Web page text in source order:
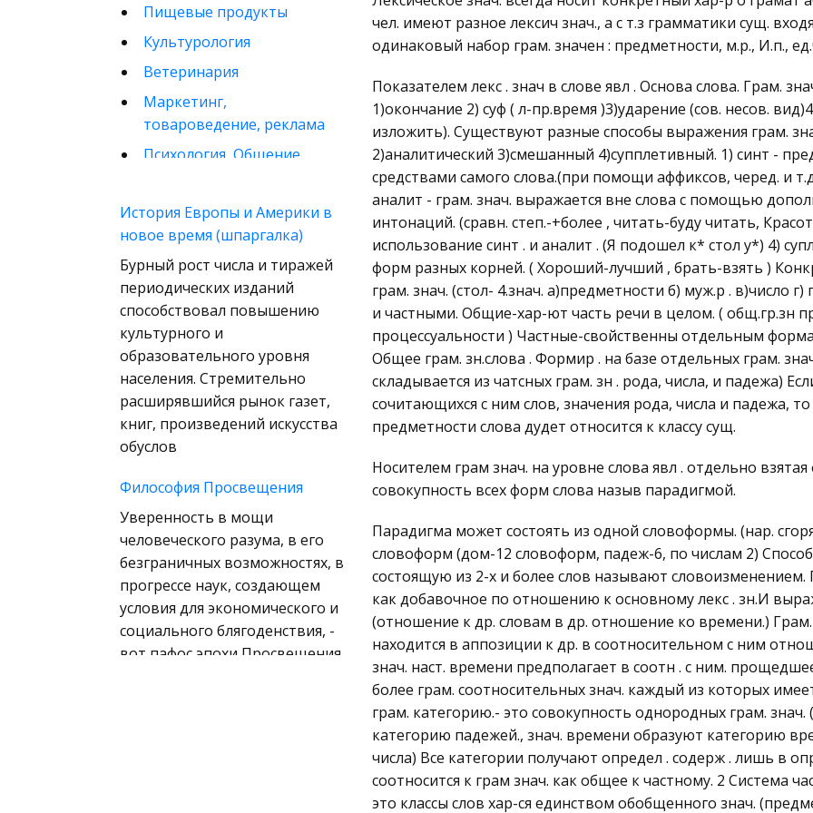
Пищевые продукты
Культурология
Ветеринария
Маркетинг,
товароведение, реклама
Психология, Общение,
Математика
Финансовое право
Музыка
Международные
экономические и
валютно-кредитные
отношения
Конституционное
(государственное) право
зарубежных стран
России
Радиоэлектроника
Физкультура и Спорт
История отечественного
государства и права
История Европы и Америки в
новое время (шпаргалка)
Бурный рост числа и тиражей
периодических изданий
способствовал повышению
культурного и
образовательного уровня
населения. Стремительно
расширявшийся рынок газет,
книг, произведений искусства
обуслов
Философия Просвещения
Уверенность в мощи
человеческого разума, в его
безграничных возможностях, в
прогрессе наук, создающем
условия для экономического и
социального блягоденствия, -
вот пафос эпохи Просвещения.
чел. имеют разное лексич знач., а с т.з грамматики сущ.
одинаковый набор грам. значен : предметности, м.р., И.п.,
Показателем лекс . знач в слове явл . Основа слова. Грам.
1)окончание 2) суф ( л-пр.время )3)ударение (сов. несов.
изложить). Существуют разные способы выражения грам.
2)аналитический 3)смешанный 4)супплетивный. 1) синт -
средствами самого слова.(при помощи аффиксов, черед. и
аналит - грам. знач. выражается вне слова с помощью
интонаций. (сравн. степ.-+более , читать-буду читать,
использование синт . и аналит . (Я подошел к* стол у*) 4)
форм разных корней. ( Хороший-лучший , брать-взять )
грам. знач. (стол- 4.знач. а)предметности б) муж.р . в)число
и частными. Общие-хар-ют часть речи в целом. ( общ.гр.зн
процессуальности ) Частные-свойственны отдельным
Общее грам. зн.слова . Формир . на базе отдельных грам.
складывается из чатсных грам. зн . рода, числа, и падежа)
сочитающихся с ним слов, значения рода, числа и падежа,
предметности слова дудет относится к классу сущ.
Носителем грам знач. на уровне слова явл . отдельно
совокупность всех форм слова назыв парадигмой.
Парадигма может состоять из одной словоформы. (нар.
словоформ (дом-12 словоформ, падеж-6, по числам 2)
состоящую из 2-х и более слов называют
как добавочное по отношению к основному лекс . зн.И
(отношение к др. словам в др. отношение ко времени.) Грам.
находится в аппозиции к др. в соотносительном с ним
знач. наст. времени предполагает в соотн . с ним.
более грам. соотносительных знач. каждый из которых
грам. категорию.- это совокупность однородных грам.
категорию падежей., знач. времени образуют категорию
числа) Все категории получают определ . содерж . лишь в
соотносится к грам знач. как общее к частному. 2 Система
это классы слов хар-ся единством обобщенного знач.